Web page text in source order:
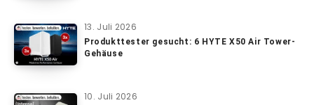
13. Juli 2026
Produkttester gesucht: 6 HYTE X50 Air Tower-
Gehäuse
10. Juli 2026